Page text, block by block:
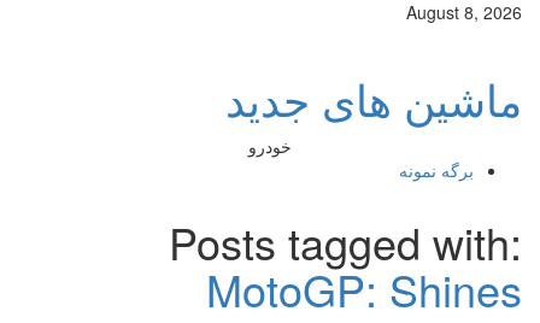
August 8, 2026
ماشین های جدید
خودرو
برگه نمونه
Posts tagged with:
MotoGP: Shines